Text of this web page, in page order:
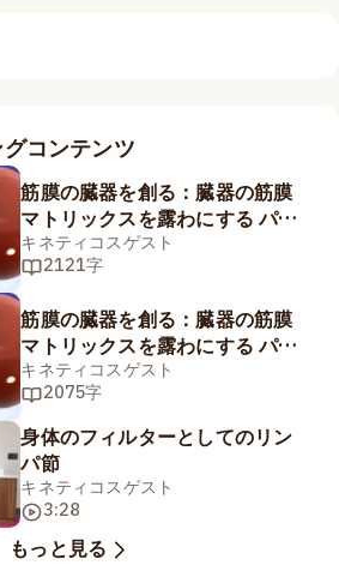
コンテンツ
筋膜の臓器を創る：臓器の筋膜
マトリックスを露わにする パー
ト2/2
キネティコスゲスト
2121字
筋膜の臓器を創る：臓器の筋膜
マトリックスを露わにする パー
ト1/2
キネティコスゲスト
2075字
身体のフィルターとしてのリン
パ節
キネティコスゲスト
3:28
もっと見る